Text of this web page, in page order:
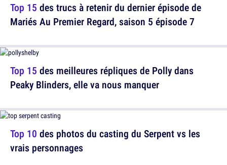
Top 15 des trucs à retenir du dernier épisode de
Mariés Au Premier Regard, saison 5 épisode 7
Top 10 des photos du casting du Serpent vs les
vrais personnages
Top 15 des meilleures répliques de Polly dans
Peaky Blinders, elle va nous manquer